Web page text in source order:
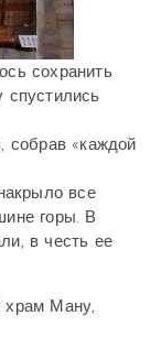
сохранить
спустились
собрав «каждой
все
горы. В
в честь ее
храм Ману,